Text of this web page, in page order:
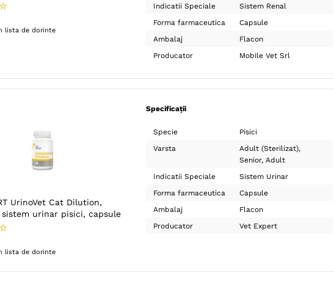
☆
lista de dorinte
Indicatii Speciale
Sistem Renal
Forma farmaceutica
Capsule
Ambalaj
Flacon
Producator
Mobile Vet Srl
UrinoVet Cat Dilution,
urinar pisici, capsule
☆
lista de dorinte
Specificații
Specie
Pisici
Varsta
Adult (Sterilizat)
Senior Adult
Indicatii Speciale
Sistem Urinar
Forma farmaceutica
Capsule
Ambalaj
Flacon
Producator
Vet Expert